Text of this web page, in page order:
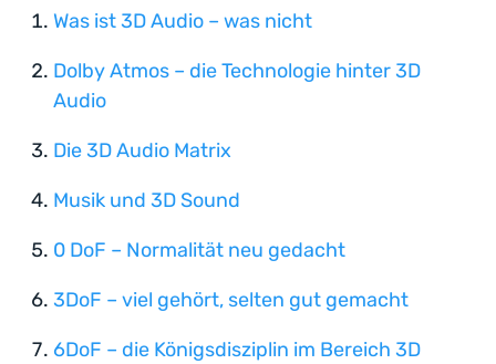
Was ist 3D Audio – was nicht
Dolby Atmos – die Technologie hinter 3D
Audio
Die 3D Audio Matrix
Musik und 3D Sound
0 DoF – Normalität neu gedacht
3DoF – viel gehört, selten gut gemacht
6DoF – die Königsdisziplin im Bereich 3D